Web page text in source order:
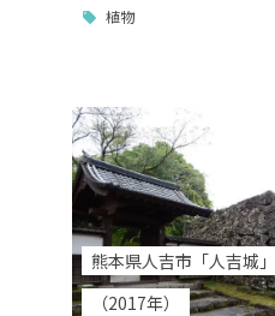
植物
熊本県人吉市「人吉城」
（2017年）